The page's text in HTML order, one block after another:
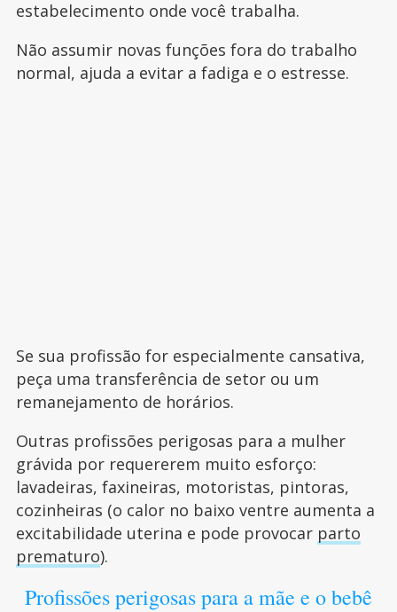
estabelecimento onde você trabalha.
Não assumir novas funções fora do trabalho
normal, ajuda a evitar a fadiga e o estresse.
Se sua profissão for especialmente cansativa,
peça uma transferência de setor ou um
remanejamento de horários.
Outras profissões perigosas para a mulher
grávida por requererem muito esforço:
lavadeiras, faxineiras, motoristas, pintoras,
cozinheiras (o calor no baixo ventre aumenta a
excitabilidade uterina e pode provocar parto
prematuro).
Profissões perigosas para a mãe e o bebê